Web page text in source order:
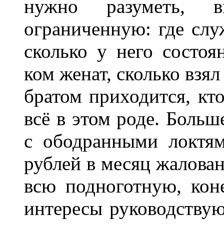
нужно разуметь,
ограниченную: где
сколько у него
ком женат, сколько
братом приходится,
всё в этом роде.
с ободранными
рублей в месяц
всю подноготную,
интересы